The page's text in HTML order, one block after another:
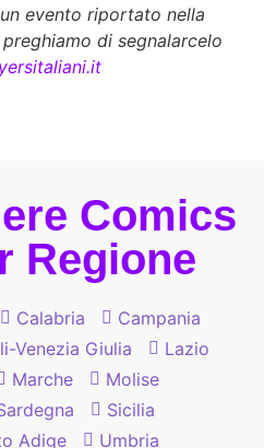
evento riportato nella
di segnalarcelo
Comics
Regione
Calabria
Campania
Venezia Giulia
Lazio
Marche
Molise
Sicilia
Adige
Umbria